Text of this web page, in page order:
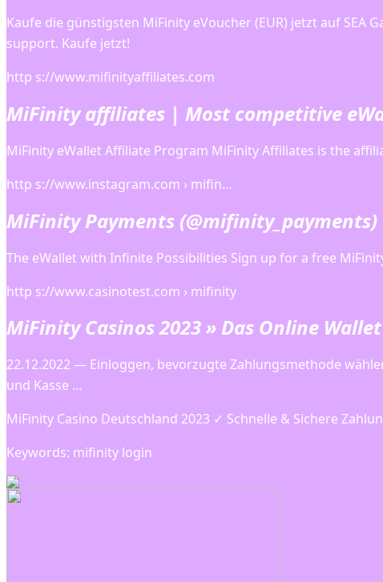
Kaufe die günstigsten MiFinity eVoucher (EUR) jetzt auf SEA
support. Kaufe jetzt!
http s://www.mifinityaffiliates.com
MiFinity affiliates | Most competitive
MiFinity eWallet Affiliate Program MiFinity Affiliates is the
http s://www.instagram.com › mifin…
MiFinity Payments
The eWallet with Infinite Possibilities Sign up for a free
http s://www.casinotest.com › mifinity
MiFinity Casinos 2023 » Das Online
22.12.2022 — Einloggen, bevorzugte Zahlungsmethode
und Kasse …
MiFinity Casino Deutschland 2023 ✓ Schnelle & Sichere
Keywords: mifinity login